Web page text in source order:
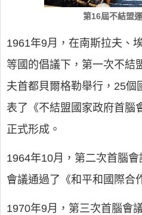
第16屆不結盟
1961年9月，在南斯拉夫、
等國的倡議下，第一次不結
夫首都貝爾格勒舉行，25個
表了《不結盟國家政府首腦
正式形成。
1964年10月，第二次首腦
會議通過了《和平和國際合
1970年9月，第三次首腦會